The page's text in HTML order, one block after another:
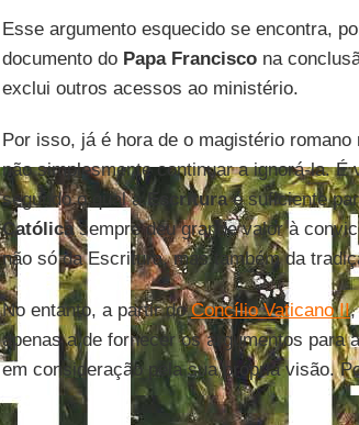
Esse argumento esquecido se encontra,
documento do Papa Franciscona
exclui outros acessos ao ministério.
Por isso, já é hora de o magistério
não simplesmente continuar a ignorá-la.
segundo o qual aEscrituraé suficiente
Católicasempre deu grande valor à
não só da Escritura, mas também da
No entanto, a partir doConcílio Vaticano II,
apenas a de fornecer os argumentos para
em consideração pela sua própria visão.